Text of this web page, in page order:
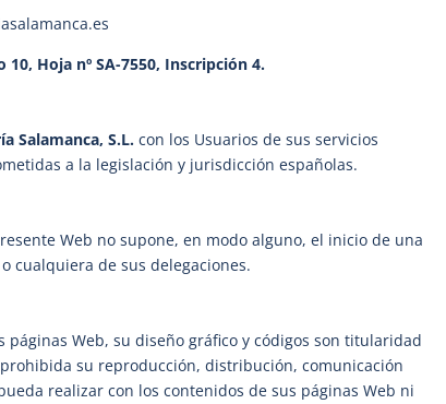
Hoja nº SA-7550, Inscripción 4.
Salamanca, S.L.con los Usuarios de sus servicios
a la legislación y jurisdicción españolas.
Web no supone, en modo alguno, el inicio de una
o cualquiera de sus delegaciones.
Web, su diseño gráfico y códigos son titularidad
su reproducción, distribución, comunicación
realizar con los contenidos de sus páginas Web ni